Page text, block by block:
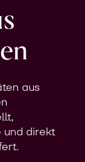
aus
und direkt